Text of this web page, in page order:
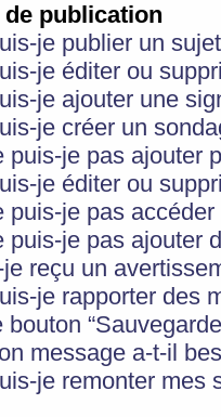
publication
je publier un
je éditer ou
je ajouter une
je créer un
puis-je pas ajouter
je éditer ou
puis-je pas
puis-je pas ajouter
reçu un
je rapporter des
bouton
message a-t-il
je remonter mes